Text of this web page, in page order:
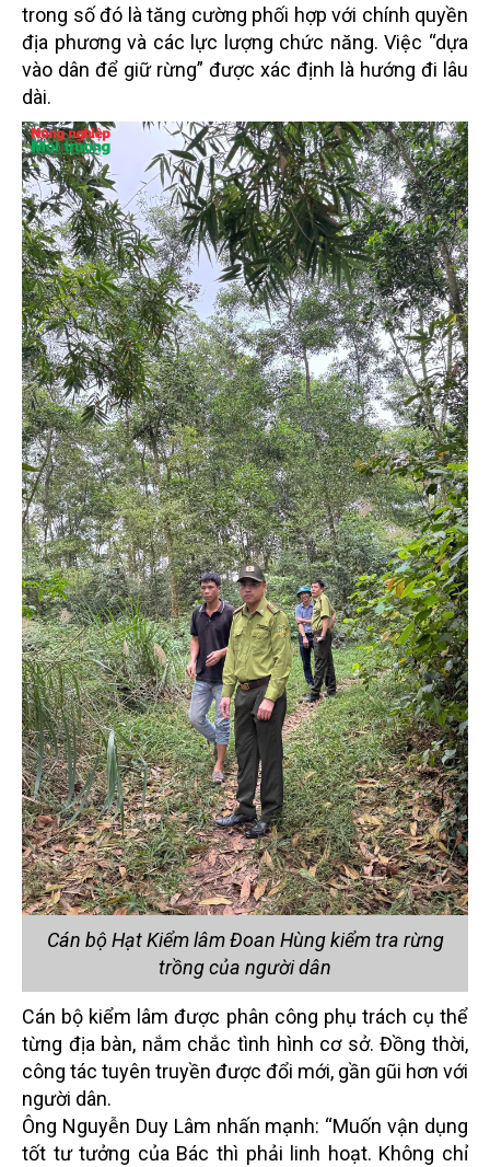
trong số đó là tăng cường phối hợp với chính quyền
địa phương và các lực lượng chức năng. Việc “dựa
vào dân để giữ rừng” được xác định là hướng đi lâu
dài.
Cán bộ Hạt Kiểm lâm Đoan Hùng kiểm tra rừng
trồng của người dân
Cán bộ kiểm lâm được phân công phụ trách cụ thể
từng địa bàn, nắm chắc tình hình cơ sở. Đồng thời,
công tác tuyên truyền được đổi mới, gần gũi hơn với
người dân.
Ông Nguyễn Duy Lâm nhấn mạnh: “Muốn vận dụng
tốt tư tưởng của Bác thì phải linh hoạt. Không chỉ